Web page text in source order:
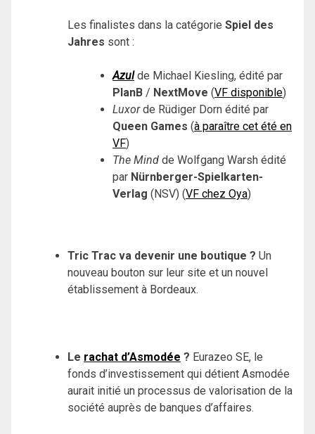
Les finalistes dans la catégorie Spiel des
Jahres sont :
Azulde Michael Kiesling, édité par
PlanB / NextMove (VF disponible)
Luxorde Rüdiger Dorn édité par
Queen Games (à paraître cet été en
VF)
The Mind de Wolfgang Warsh édité
par Nürnberger-Spielkarten-
Verlag (NSV) (VF chez Oya)
Tric Trac va devenir une boutique ? Un
nouveau bouton sur leur site et un nouvel
établissement à Bordeaux.
Le rachat d’Asmodée ? Eurazeo SE, le
fonds d’investissement qui détient Asmodée
aurait initié un processus de valorisation de la
société auprès de banques d’affaires.